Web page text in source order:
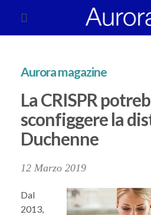
Aurora magazine
La CRISPR
sconfiggere la
Duchenne
12 Marzo 2019
Dal
2013,